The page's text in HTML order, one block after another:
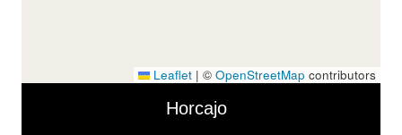
Leaflet | © OpenStreetMap contributors
Media ViewerHorcajo